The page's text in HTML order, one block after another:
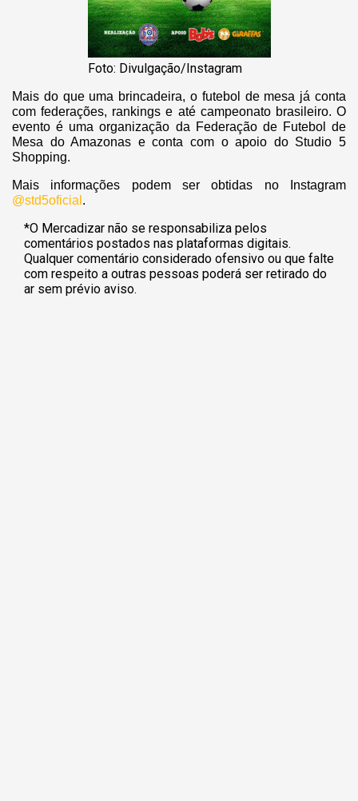
Foto: Divulgação/Instagram
Mais do que uma brincadeira, o futebol de mesa já conta
com federações, rankings e até campeonato brasileiro. O
evento é uma organização da Federação de Futebol de
Mesa do Amazonas e conta com o apoio do Studio 5
Shopping.
Mais informações podem ser obtidas no Instagram
@std5oficial .
*O Mercadizar não se responsabiliza pelos
comentários postados nas plataformas digitais.
Qualquer comentário considerado ofensivo ou que falte
com respeito a outras pessoas poderá ser retirado do
ar sem prévio aviso.